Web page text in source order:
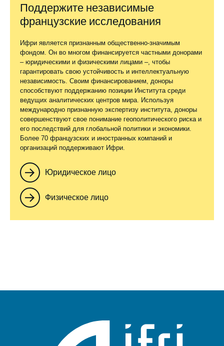
Поддержите независимые
французские исследования
Ифри является признанным общественно-значимым
фондом. Он во многом финансируется частными донорами
– юридическими и физическими лицами –, чтобы
гарантировать свою устойчивость и интеллектуальную
независимость. Своим финансированием, доноры
способствуют поддержанию позиции Института среди
ведущих аналитических центров мира. Используя
международно признанную экспертизу института, доноры
совершенствуют свое понимание геополитического риска и
его последствий для глобальной политики и экономики.
Более 70 французских и иностранных компаний и
организаций поддерживают Ифри.
Юридическое лицо
Физическое лицо